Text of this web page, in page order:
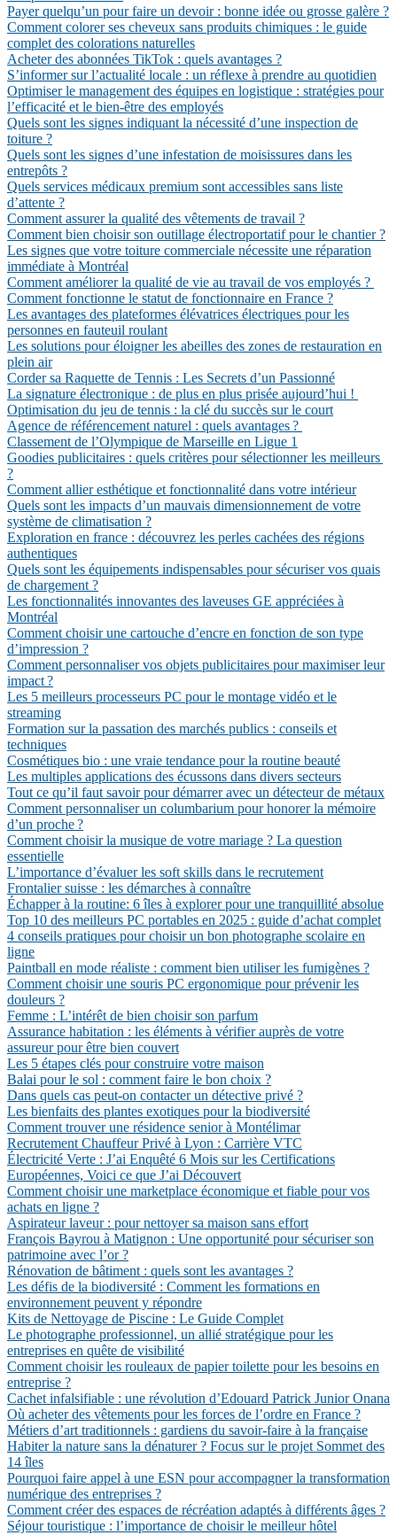
Payer quelqu’un pour faire un devoir : bonne idée ou grosse galère ?
Comment colorer ses cheveux sans produits chimiques : le guide
complet des colorations naturelles
Acheter des abonnées TikTok : quels avantages ?
S’informer sur l’actualité locale : un réflexe à prendre au quotidien
Optimiser le management des équipes en logistique : stratégies pour
l’efficacité et le bien-être des employés
Quels sont les signes indiquant la nécessité d’une inspection de
toiture ?
Quels sont les signes d’une infestation de moisissures dans les
entrepôts ?
Quels services médicaux premium sont accessibles sans liste
d’attente ?
Comment assurer la qualité des vêtements de travail ?
Comment bien choisir son outillage électroportatif pour le chantier ?
Les signes que votre toiture commerciale nécessite une réparation
immédiate à Montréal
Comment améliorer la qualité de vie au travail de vos employés ?
Comment fonctionne le statut de fonctionnaire en France ?
Les avantages des plateformes élévatrices électriques pour les
personnes en fauteuil roulant
Les solutions pour éloigner les abeilles des zones de restauration en
plein air
Corder sa Raquette de Tennis : Les Secrets d’un Passionné
La signature électronique : de plus en plus prisée aujourd’hui !
Optimisation du jeu de tennis : la clé du succès sur le court
Agence de référencement naturel : quels avantages ?
Classement de l’Olympique de Marseille en Ligue 1
Goodies publicitaires : quels critères pour sélectionner les meilleurs
?
Comment allier esthétique et fonctionnalité dans votre intérieur
Quels sont les impacts d’un mauvais dimensionnement de votre
système de climatisation ?
Exploration en france : découvrez les perles cachées des régions
authentiques
Quels sont les équipements indispensables pour sécuriser vos quais
de chargement ?
Les fonctionnalités innovantes des laveuses GE appréciées à
Montréal
Comment choisir une cartouche d’encre en fonction de son type
d’impression ?
Comment personnaliser vos objets publicitaires pour maximiser leur
impact ?
Les 5 meilleurs processeurs PC pour le montage vidéo et le
streaming
Formation sur la passation des marchés publics : conseils et
techniques
Cosmétiques bio : une vraie tendance pour la routine beauté
Les multiples applications des écussons dans divers secteurs
Tout ce qu’il faut savoir pour démarrer avec un détecteur de métaux
Comment personnaliser un columbarium pour honorer la mémoire
d’un proche ?
Comment choisir la musique de votre mariage ? La question
essentielle
L’importance d’évaluer les soft skills dans le recrutement
Frontalier suisse : les démarches à connaître
Échapper à la routine: 6 îles à explorer pour une tranquillité absolue
Top 10 des meilleurs PC portables en 2025 : guide d’achat complet
4 conseils pratiques pour choisir un bon photographe scolaire en
ligne
Paintball en mode réaliste : comment bien utiliser les fumigènes ?
Comment choisir une souris PC ergonomique pour prévenir les
douleurs ?
Femme : L’intérêt de bien choisir son parfum
Assurance habitation : les éléments à vérifier auprès de votre
assureur pour être bien couvert
Les 5 étapes clés pour construire votre maison
Balai pour le sol : comment faire le bon choix ?
Dans quels cas peut-on contacter un détective privé ?
Les bienfaits des plantes exotiques pour la biodiversité
Comment trouver une résidence senior à Montélimar
Recrutement Chauffeur Privé à Lyon : Carrière VTC
Électricité Verte : J’ai Enquêté 6 Mois sur les Certifications
Européennes, Voici ce que J’ai Découvert
Comment choisir une marketplace économique et fiable pour vos
achats en ligne ?
Aspirateur laveur : pour nettoyer sa maison sans effort
François Bayrou à Matignon : Une opportunité pour sécuriser son
patrimoine avec l’or ?
Rénovation de bâtiment : quels sont les avantages ?
Les défis de la biodiversité : Comment les formations en
environnement peuvent y répondre
Kits de Nettoyage de Piscine : Le Guide Complet
Le photographe professionnel, un allié stratégique pour les
entreprises en quête de visibilité
Comment choisir les rouleaux de papier toilette pour les besoins en
entreprise ?
Cachet infalsifiable : une révolution d’Edouard Patrick Junior Onana
Où acheter des vêtements pour les forces de l’ordre en France ?
Métiers d’art traditionnels : gardiens du savoir-faire à la française
Habiter la nature sans la dénaturer ? Focus sur le projet Sommet des
14 îles
Pourquoi faire appel à une ESN pour accompagner la transformation
numérique des entreprises ?
Comment créer des espaces de récréation adaptés à différents âges ?
Séjour touristique : l’importance de choisir le meilleur hôtel